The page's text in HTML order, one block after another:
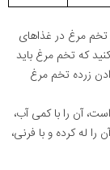
تخم مرغ در غذاهای
که تخم مرغ باید
دادن زرده تخم مرغ
آن را با کمی آب،
له کرده و با فرنی،